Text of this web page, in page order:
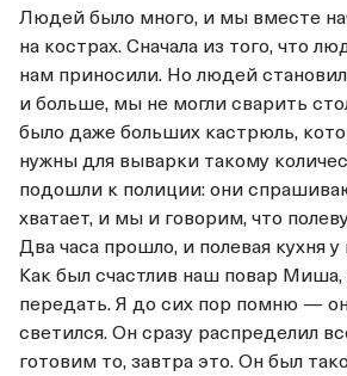
Людей было много, и мы вместе
на кострах. Сначала из того, что
нам приносили. Но людей
и больше, мы не могли сварить
было даже больших кастрюль,
нужны для выварки такому
подошли к полиции: они
хватает, и мы и говорим, что
Два часа прошло, и полевая кухня у
Как был счастлив наш повар Миша,
передать. Я до сих пор помню —
светился. Он сразу распределил
готовим то, завтра это. Он был